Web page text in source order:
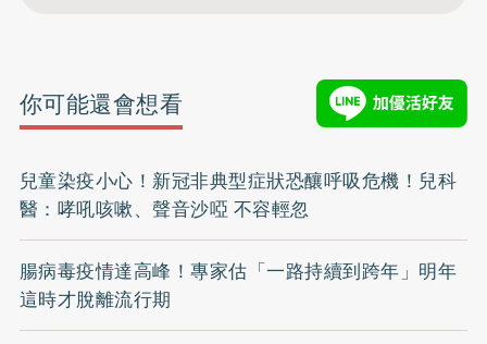
你可能還會想看
兒童染疫小心！新冠非典型症狀恐釀呼吸危機！兒科
醫：哮吼咳嗽、聲音沙啞 不容輕忽
腸病毒疫情達高峰！專家估「一路持續到跨年」明年
這時才脫離流行期